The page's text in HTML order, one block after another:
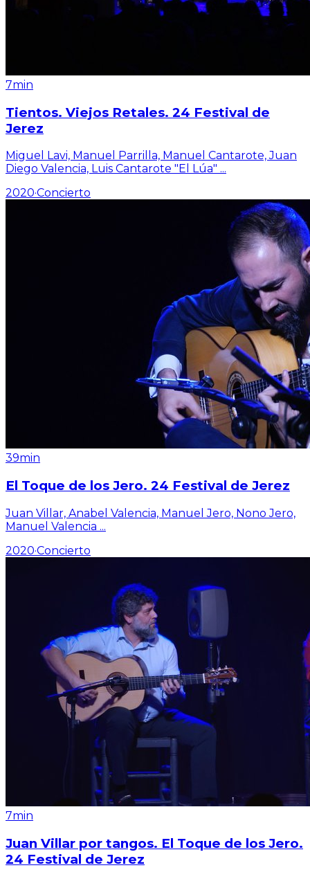
7min
Tientos. Viejos Retales. 24 Festival de
Jerez
Miguel Lavi, Manuel Parrilla, Manuel Cantarote, Juan
Diego Valencia, Luis Cantarote "El Lúa" ...
2020·Concierto
39min
El Toque de los Jero. 24 Festival de Jerez
Juan Villar, Anabel Valencia, Manuel Jero, Nono Jero,
Manuel Valencia ...
2020·Concierto
7min
Juan Villar por tangos. El Toque de los Jero.
24 Festival de Jerez